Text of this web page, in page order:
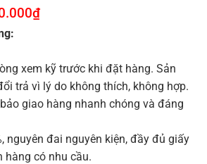
₫Giá
xem kỹ trước khi đặt hàng. Sản
trả vì lý do không thích, không hợp.
giao hàng nhanh chóng và đáng
nguyên đai nguyên kiện, đầy đủ giấy
hàng có nhu cầu.